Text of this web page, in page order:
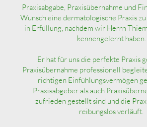
Praxisabgabe, Praxisübernahme und
Wunsch eine dermatologische Praxis
in Erfüllung, nachdem wir Herrn
kennengelernt haben.
Er hat für uns die perfekte Praxis
Praxisübernahme professionell
richtigen Einfühlungsvermögen
Praxisabgeber als auch
zufrieden gestellt sind und die
reibungslos verläuft.